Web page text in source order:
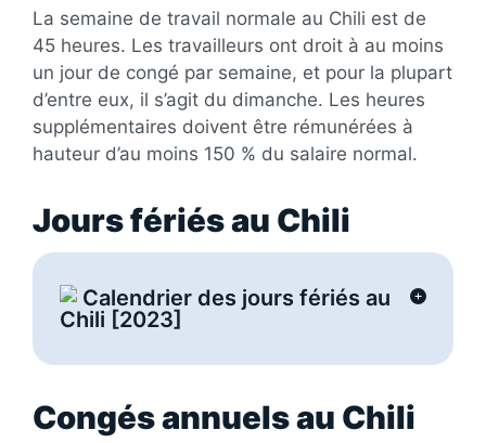
La semaine de travail normale au Chili est de
45 heures. Les travailleurs ont droit à au moins
un jour de congé par semaine, et pour la plupart
d’entre eux, il s’agit du dimanche. Les heures
supplémentaires doivent être rémunérées à
hauteur d’au moins 150 % du salaire normal.
Jours fériés au Chili
Calendrier des jours fériés au
Chili [2023]
Congés annuels au Chili